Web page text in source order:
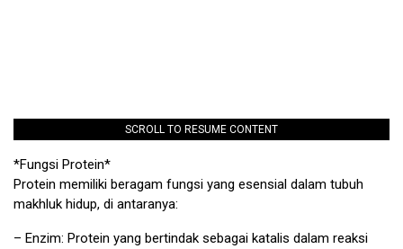
SCROLL TO RESUME CONTENT
*Fungsi Protein*
Protein memiliki beragam fungsi yang esensial dalam tubuh
makhluk hidup, di antaranya:
– Enzim: Protein yang bertindak sebagai katalis dalam reaksi